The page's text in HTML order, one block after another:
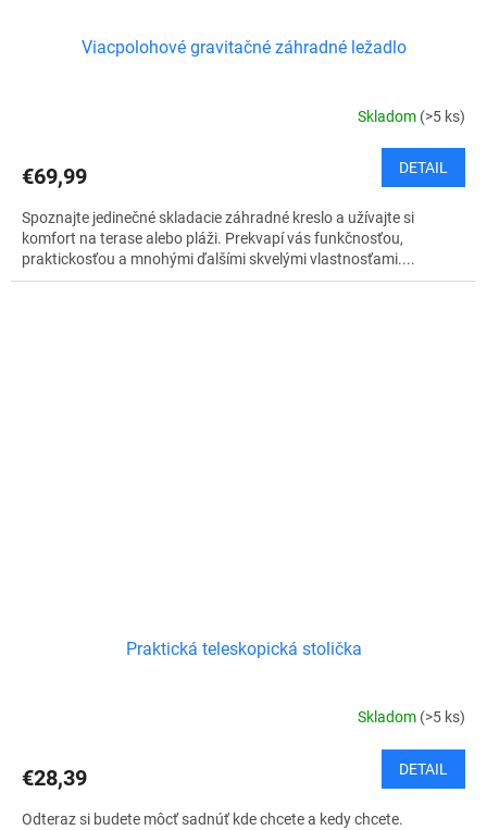
Viacpolohové gravitačné záhradné ležadlo
Skladom (>5 ks)
€69,99 DETAIL
Spoznajte jedinečné skladacie záhradné kreslo a užívajte si
komfort na terase alebo pláži. Prekvapí vás funkčnosťou,
praktickosťou a mnohými ďalšími skvelými vlastnosťami....
Praktická teleskopická stolička
Skladom (>5 ks)
€28,39 DETAIL
Odteraz si budete môcť sadnúť kde chcete a kedy chcete.